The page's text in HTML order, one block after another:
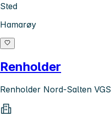
Sted
Hamarøy
Renholder
Renholder Nord-Salten VGS